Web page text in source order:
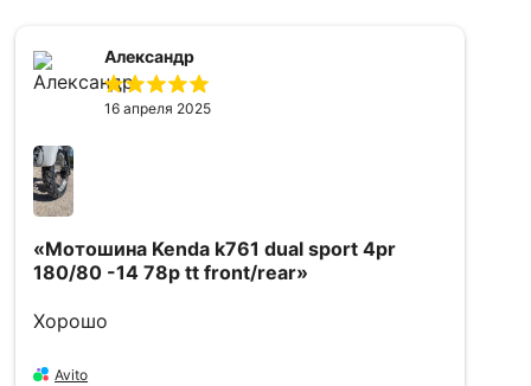
Александр
16 апреля 2025
«Мотошина Kenda k761 dual sport 4pr
180/80 -14 78p tt front/rear»
Хорошо
Avito